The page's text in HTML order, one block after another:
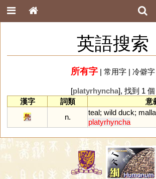
英語搜索
所有字| 常用字| 冷僻字
[platyrhyncha], 找到 1 個
漢字
詞類
意
鳧
n.
teal; wild duck;
platyrhyncha